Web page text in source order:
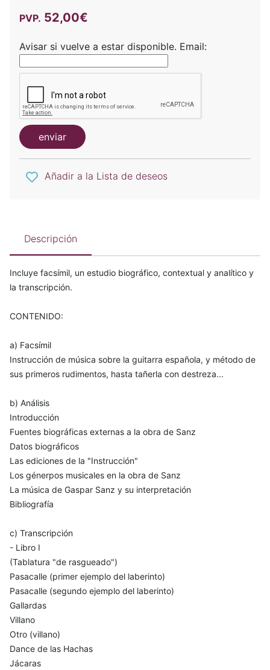
PVP. 52,00€
Avisar si vuelve a estar disponible. Email:
enviar
Añadir a la Lista de deseos
Descripción
Incluye facsímil, un estudio biográfico, contextual y analítico y
la transcripción.
CONTENIDO:
a) Facsímil
Instrucción de música sobre la guitarra española, y método de
sus primeros rudimentos, hasta tañerla con destreza...
b) Análisis
Introducción
Fuentes biográficas externas a la obra de Sanz
Datos biográficos
Las ediciones de la "Instrucción"
Los génerpos musicales en la obra de Sanz
La música de Gaspar Sanz y su interpretación
Bibliografía
c) Transcripción
- Libro I
(Tablatura "de rasgueado")
Pasacalle (primer ejemplo del laberinto)
Pasacalle (segundo ejemplo del laberinto)
Gallardas
Villano
Otro (villano)
Dance de las Hachas
Jácaras